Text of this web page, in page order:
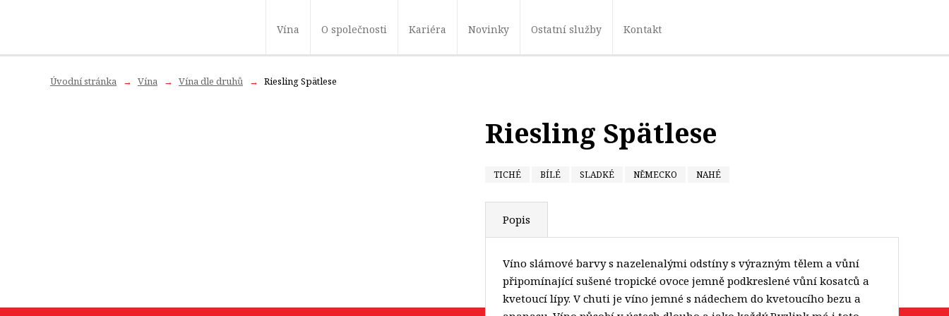
Vína O společnosti Kariéra Novinky Ostatní služby Kontakt
Úvodní stránka Vína Vína dle druhů Riesling Spätlese
Riesling Spätlese
TICHÉ BÍLÉ SLADKÉ NĚMECKO NAHÉ
Popis
Víno slámové barvy s nazelenalými odstíny s výrazným tělem a vůní
připomínající sušené tropické ovoce jemně podkreslené vůní kosatců a
kvetoucí lípy. V chuti je víno jemné s nádechem do kvetoucího bezu a